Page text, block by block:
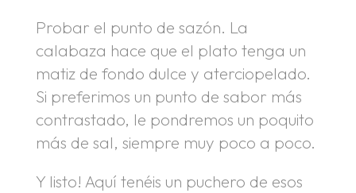
Probar el punto de sazón. La
calabaza hace que el plato tenga un
matiz de fondo dulce y aterciopelado.
Si preferimos un punto de sabor más
contrastado, le pondremos un poquito
más de sal, siempre muy poco a poco.
Y listo! Aquí tenéis un puchero de esos